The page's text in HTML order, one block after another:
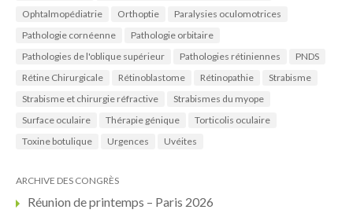
Ophtalmopédiatrie
Orthoptie
Paralysies oculomotrices
Pathologie cornéenne
Pathologie orbitaire
Pathologies de l'oblique supérieur
Pathologies rétiniennes
PNDS
Rétine Chirurgicale
Rétinoblastome Rétinopathie
Strabisme
Strabisme et chirurgie réfractive
Strabismes du myope
Surface oculaire
Thérapie génique
Torticolis oculaire
Toxine botulique
Urgences Uvéites
ARCHIVE DES CONGRÈS
Réunion de printemps – Paris 2026